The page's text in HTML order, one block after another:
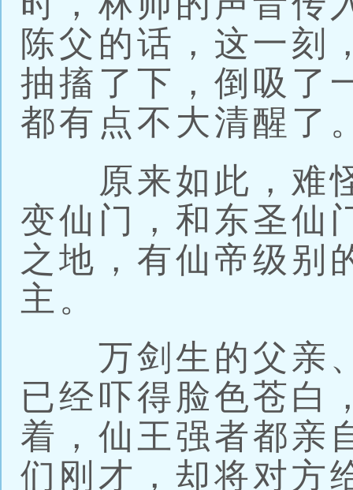
陈父的话，这一刻
抽搐了下，倒吸了
都有点不大清醒了
原来如此，难
变仙门，和东圣仙
之地，有仙帝级别
主。
万剑生的父亲、
已经吓得脸色苍白
着，仙王强者都亲
们刚才，却将对方